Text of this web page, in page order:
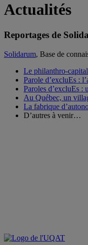
Actualités
Reportages de
Solidarum, Base de
Le philanthro-
Parole d’excluEs :
Paroles d’excluEs :
Au Québec, un
La fabrique
D’autres à venir…